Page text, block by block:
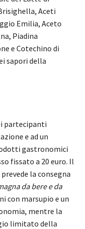
Aceti
Emilia, Aceto
Piadina
e Cotechino di
sapori della
partecipanti
e ad un
gastronomici
fissato a 20 euro. Il
la consegna
da bere e da
con marsupio e un
mentre la
limitato della